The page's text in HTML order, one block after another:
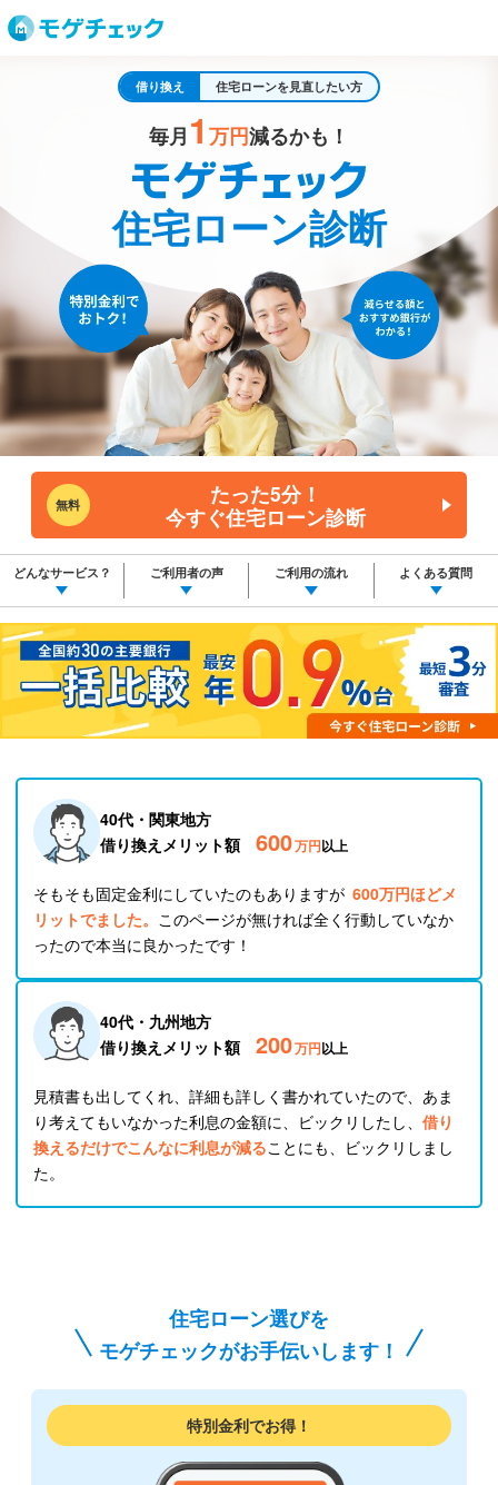
借り換え 住宅ローンを見直したい方
毎月 1 万円減るかも！
住宅ローン診断
無料
たった5分！
今すぐ住宅ローン診断
どんなサービス？ ご利用者の声 ご利用の流れ よくある質問
40代・関東地方
借り換えメリット額 600万円以上
そもそも固定金利にしていたのもありますが 600万円ほどメ
リットでました。 このページが無ければ全く行動していなか
ったので本当に良かったです！
40代・九州地方
借り換えメリット額 200万円以上
見積書も出してくれ、詳細も詳しく書かれていたので、あま
り考えてもいなかった利息の金額に、ビックリしたし、 借り
換えるだけでこんなに利息が減ることにも、ビックリしまし
た。
住宅ローン選びを
モゲチェックがお手伝いします！
特別金利でお得！